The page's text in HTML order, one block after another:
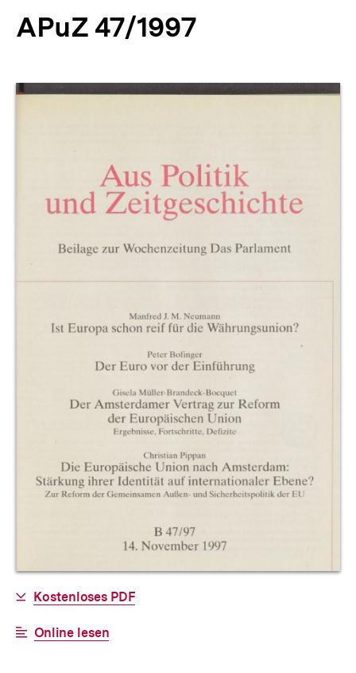
APuZ 47/1997
Produktvorschau
Allgemeine
Informationen
Download-
Kostenloses PDF
Interner
Online lesen